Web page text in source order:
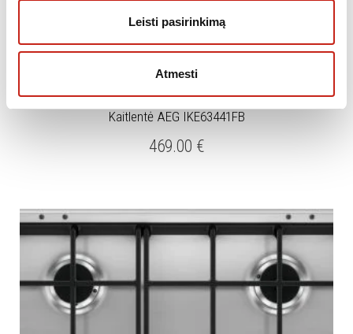
Leisti pasirinkimą
Atmesti
KAITLENTĖS,NEPRIKLAUSOMOS KAITLENTĖS
Kaitlentė AEG IKE63441FB
469.00 €